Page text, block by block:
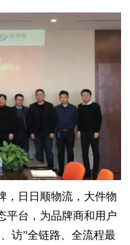
，日日顺物流，大件物
平台，为品牌商和用户
访”全链路、全流程最